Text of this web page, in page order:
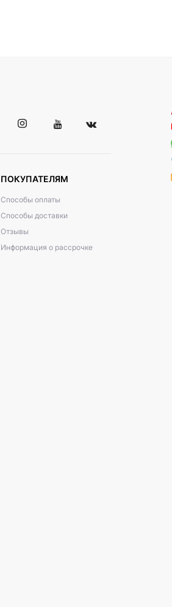
ПОКУПАТЕЛЯМ
Способы оплаты
Способы доставки
Отзывы
Информация о рассрочке